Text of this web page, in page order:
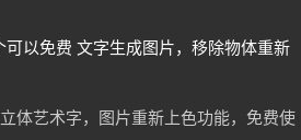
以免费 文字生成图片，移除物体重新